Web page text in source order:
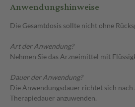
Anwendungshinweise
Die Gesamtdosis sollte nicht ohne
Art der Anwendung?
Nehmen Sie das Arzneimittel mit
Dauer der Anwendung?
Die Anwendungsdauer richtet sich
Therapiedauer anzuwenden.